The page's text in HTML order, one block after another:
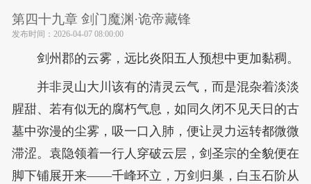
第四十九章 剑门魔渊·诡帝藏锋
发布时间： 2026-04-07 08:00:00
剑州郡的云雾，远比炎阳五人预想中更加黏稠。
并非灵山大川该有的清灵云气，而是混杂着淡淡
腥甜、若有似无的腐朽气息，如同久闭不见天日的古
墓中弥漫的尘雾，吸一口入肺，便让灵力运转都微微
滞涩。袁隐领着一行人穿破云层，剑圣宗的全貌便在
脚下铺展开来——千峰环立，万剑归巢，白玉石阶从